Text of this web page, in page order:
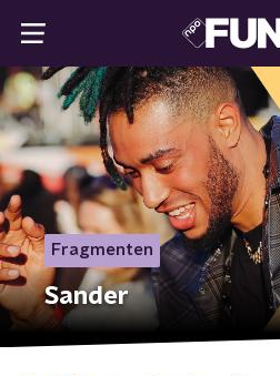
Fragmenten
Sander